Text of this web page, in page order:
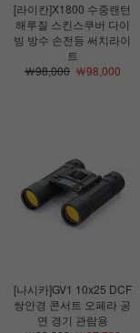
[라이칸]X1800 수중랜턴
해루질 스킨스쿠버 다이
빙 방수 손전등 써치라이
트
￦98,000￦98,000
[나시카]GV1 10x25 DCF
쌍안경 콘서트 오페라 공
연 경기 관람용